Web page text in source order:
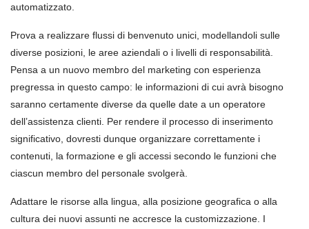
automatizzato.
Prova a realizzare flussi di benvenuto unici, modellandoli sulle
diverse posizioni, le aree aziendali o i livelli di responsabilità.
Pensa a un nuovo membro del marketing con esperienza
pregressa in questo campo: le informazioni di cui avrà bisogno
saranno certamente diverse da quelle date a un operatore
dell’assistenza clienti. Per rendere il processo di inserimento
significativo, dovresti dunque organizzare correttamente i
contenuti, la formazione e gli accessi secondo le funzioni che
ciascun membro del personale svolgerà.
Adattare le risorse alla lingua, alla posizione geografica o alla
cultura dei nuovi assunti ne accresce la customizzazione. I